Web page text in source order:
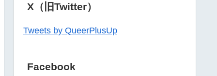
X（旧Twitter）
Tweets by QueerPlusUp
Facebook